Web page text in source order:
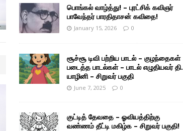
பொங்கல் வாழ்த்து! – புரட்சிக் கவிஞர்
பாவேந்தர் பாரதிதாசன் கவிதை!
January 15, 2026 0
சூச்சூ டிவி பற்றிய பாடல் – குழந்தைகள்
படைத்த பாடல்கள் – பாடல் எழுதியவர் தி.
யாழினி – சிறுவர் பகுதி
June 7, 2025 0
குட்டித் தேவதை – ஓவியத்திற்கு
வண்ணம் தீட்டி மகிழ்க – சிறுவர் பகுதி!